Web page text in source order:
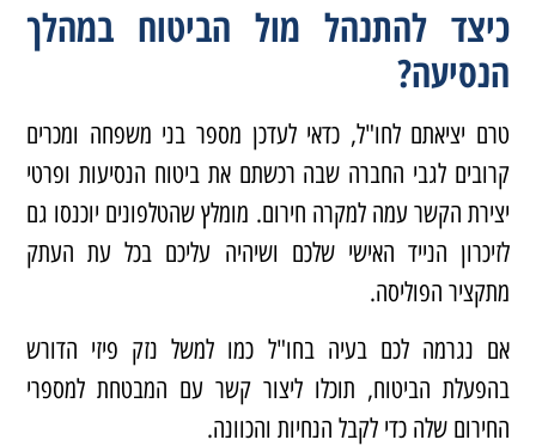
כיצד להתנהל מול הביטוח במהלך
הנסיעה?
טרם יציאתם לחו"ל, כדאי לעדכן מספר בני משפחה ומכרים
קרובים לגבי החברה שבה רכשתם את ביטוח הנסיעות ופרטי
יצירת הקשר עמה למקרה חירום. מומלץ שהטלפונים יוכנסו גם
לזיכרון הנייד האישי שלכם ושיהיה עליכם בכל עת העתק
מתקציר הפוליסה.
אם נגרמה לכם בעיה בחו"ל כמו למשל נזק פיזי הדורש
בהפעלת הביטוח, תוכלו ליצור קשר עם המבטחת למספרי
החירום שלה כדי לקבל הנחיות והכוונה.